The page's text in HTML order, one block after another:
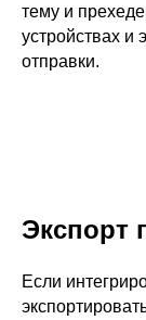
тему и
устройствах и
отправки.
Экспорт
Если